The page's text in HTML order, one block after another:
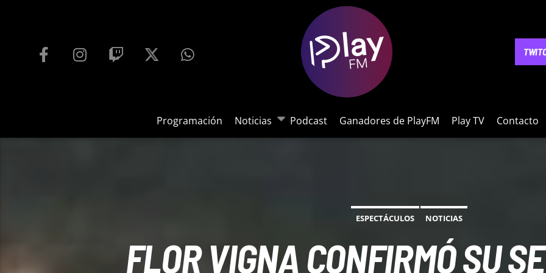
Programación Noticias Podcast Ganadores de PlayFM Play TV Contacto
NOTICIAS
ESPECTÁCULOS NOTICIAS
FLOR VIGNA CONFIRMÓ SU